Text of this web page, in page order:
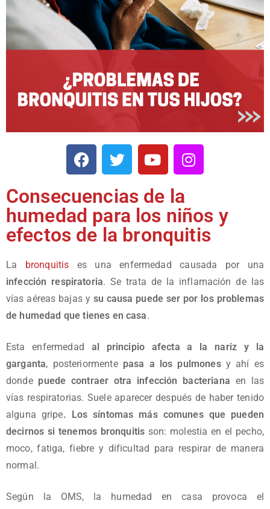
Consecuencias de la
humedad para los niños y
efectos de la bronquitis
La bronquitis es una enfermedad causada por una
infección respiratoria. Se trata de la inflamación de las
vías aéreas bajas y su causa puede ser por los problemas
de humedad que tienes en casa.
Esta enfermedad al principio afecta a la nariz y la
garganta, posteriormente pasa a los pulmones y ahí es
donde puede contraer otra infección bacteriana en las
vías respiratorias. Suele aparecer después de haber tenido
alguna gripe. Los síntomas más comunes que pueden
decirnos si tenemos bronquitis son: molestia en el pecho,
moco, fatiga, fiebre y dificultad para respirar de manera
normal.
Según la OMS, la humedad en casa provoca el